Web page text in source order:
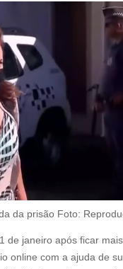
da prisão Foto:
de janeiro após ficar
online com a ajuda de